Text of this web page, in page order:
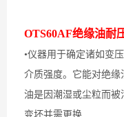
OTS60AF绝缘油耐
•仪器用于确定诸如变
介质强度。它能对绝缘
油是因潮湿或尘粒而
变坏并需更换